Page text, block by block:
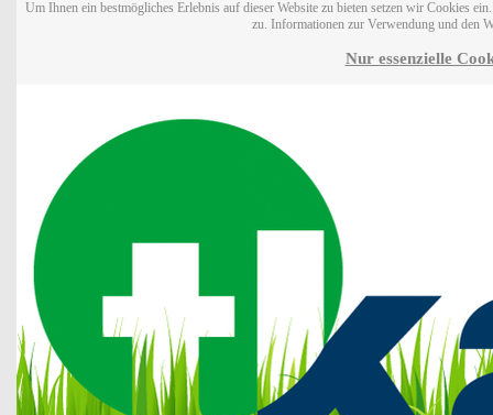
Um Ihnen ein bestmögliches Erlebnis auf dieser Website zu bieten setzen wir Cookies
zu. Informationen zur Verwendung und den
Nur essenzielle